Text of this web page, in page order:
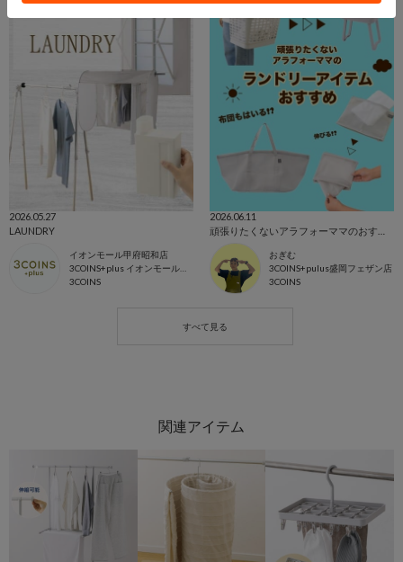
2026.05.27
LAUNDRY
イオンモール甲府昭和店
3COINS+plus イオンモール甲府昭和店
3COINS
2026.06.11
おぎむ
3COINS+pulus盛岡フェザン店
3COINS